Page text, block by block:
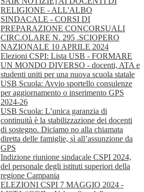
RELIGIONE - ALL'ALBO
SINDACALE - CORSI DI
PREPARAZIONE CONCORSUALI
CIRC.OLARE N. 295 .SCIOPERO
NAZIONALE 10 APRILE 2024
Elezioni CSPI: Lista USB - FORMARE
UN MONDO DIVERSO - docenti, ATA e
studenti uniti per una nuova scuola statale
USB Scuola: Avvio sportello consulenze
per aggiornamento o inserimento GPS
2024-26
USB Scuola: L’unica garanzia di
continuità è la stabilizzazione dei docenti
di sostegno. Diciamo no alla chiamata
diretta delle famiglie, sì all’assunzione da
GPS
Indizione riunione sindacale CSPI 2024,
del personale degli istituti superiori della
regione Campania
ELEZIONI CSPI 7 MAGGIO 2024 -